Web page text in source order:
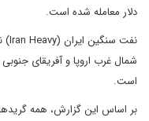
دلار معامله شده است.
است.